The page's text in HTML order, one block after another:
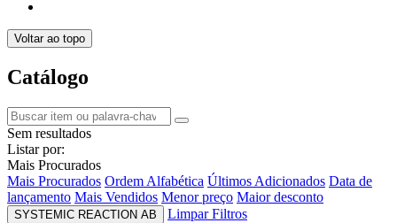
Voltar ao topo
Catálogo
Sem resultados
Listar por:
Mais Procurados
Mais Procurados Ordem Alfabética Últimos Adicionados Data de
lançamento Mais Vendidos Menor preço Maior desconto
SYSTEMIC REACTION AB Limpar Filtros